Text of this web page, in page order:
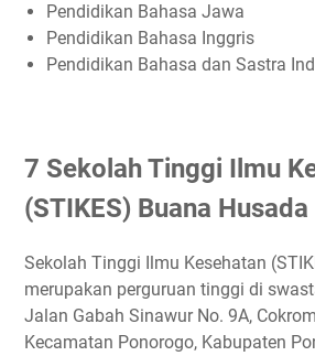
Pendidikan Bahasa Jawa
Pendidikan Bahasa Inggris
Pendidikan Bahasa dan Sastra
7 Sekolah Tinggi Ilmu
(STIKES) Buana Husada
Sekolah Tinggi Ilmu Kesehatan
merupakan perguruan tinggi di
Jalan Gabah Sinawur No. 9A,
Kecamatan Ponorogo, Kabupaten